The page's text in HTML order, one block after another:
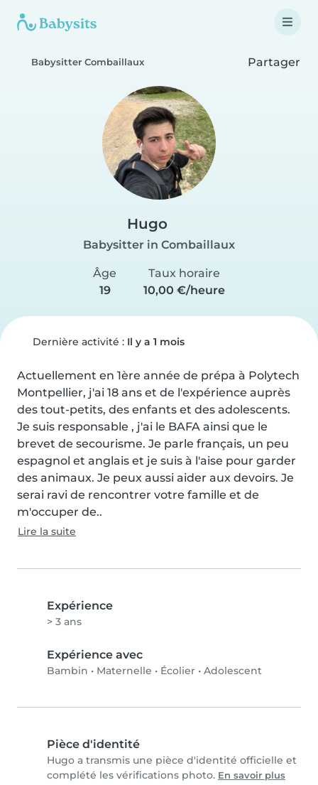
Babysitter Combaillaux Partager
Hugo
Babysitter in Combaillaux
Âge
19
Taux horaire
10,00 €/heure
Dernière activité : Il y a 1 mois
Actuellement en 1ère année de prépa à Polytech
Montpellier, j'ai 18 ans et de l'expérience auprès
des tout-petits, des enfants et des adolescents.
Je suis responsable , j'ai le BAFA ainsi que le
brevet de secourisme. Je parle français, un peu
espagnol et anglais et je suis à l'aise pour garder
des animaux. Je peux aussi aider aux devoirs. Je
serai ravi de rencontrer votre famille et de
m'occuper de..
Lire la suite
Expérience
> 3 ans
Expérience avec
Bambin • Maternelle • Écolier • Adolescent
Pièce d'identité
Hugo a transmis une pièce d'identité officielle et
complété les vérifications photo. En savoir plus